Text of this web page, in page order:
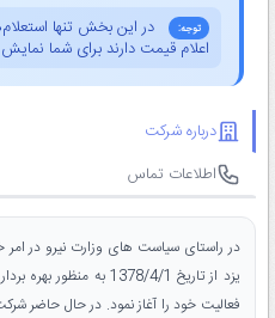
توجه:
در این بخش تنها
اعلام قیمت دارند برای شما
درباره شرکت
اطلاعات تماس
در راستای سیاست های وزارت نیرو در
یزد از تاریخ 1378/4/1